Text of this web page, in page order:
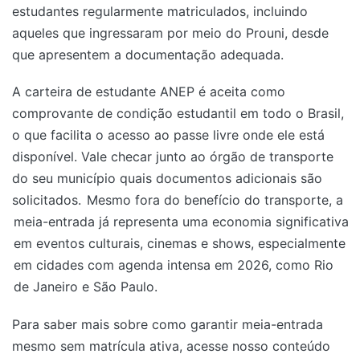
estudantes regularmente matriculados, incluindo
aqueles que ingressaram por meio do Prouni, desde
que apresentem a documentação adequada.
A carteira de estudante ANEP é aceita como
comprovante de condição estudantil em todo o Brasil,
o que facilita o acesso ao passe livre onde ele está
disponível. Vale checar junto ao órgão de transporte
do seu município quais documentos adicionais são
solicitados. Mesmo fora do benefício do transporte, a
meia-entrada já representa uma economia significativa
em eventos culturais, cinemas e shows, especialmente
em cidades com agenda intensa em 2026, como Rio
de Janeiro e São Paulo.
Para saber mais sobre como garantir meia-entrada
mesmo sem matrícula ativa, acesse nosso conteúdo